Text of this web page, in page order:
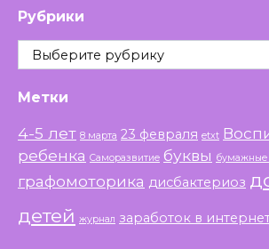
Рубрики
Рубрики
Метки
4-5 лет 8 марта 23 февраля etxt
ребенка Саморазвитие буквы бумажные
графомоторика дисбактериоз
детей журнал заработок в